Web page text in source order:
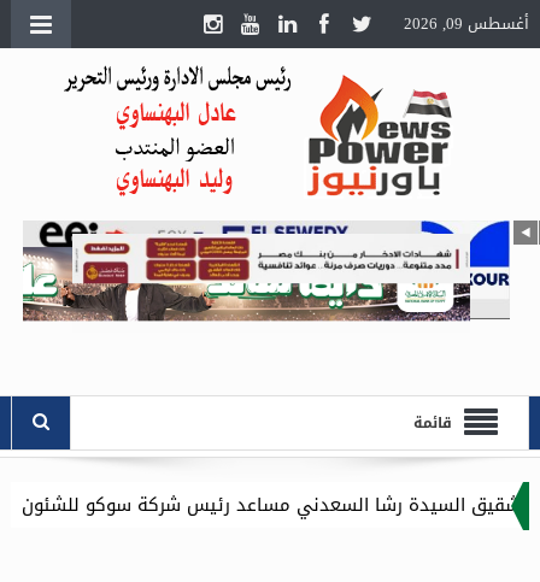
أغسطس 09, 2026
قائمة
السعدني مساعد رئيس شركة سوكو للشئون الادارية .. وموقع